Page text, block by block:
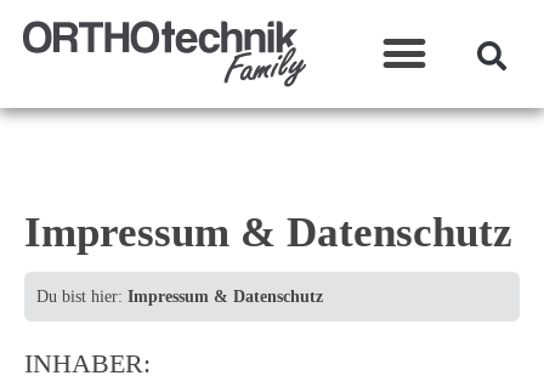
Impressum & Datenschutz
Du bist hier: Impressum & Datenschutz
INHABER: